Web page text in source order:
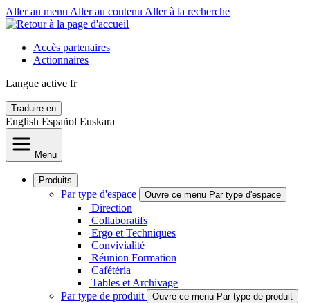
Aller au menu Aller au contenu Aller à la recherche
Accès partenaires
Actionnaires
Langue active fr
Traduire en
English Español Euskara
Menu
Produits
Par type d'espace Ouvre ce menu Par type d'espace
Direction
Collaboratifs
Ergo et Techniques
Convivialité
Réunion Formation
Cafétéria
Tables et Archivage
Par type de produit
Ouvre ce menu Par type de produit